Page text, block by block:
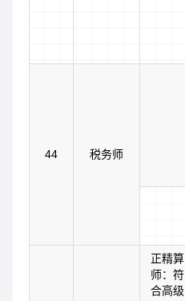
44 税务师
正精算
师：符
合高级